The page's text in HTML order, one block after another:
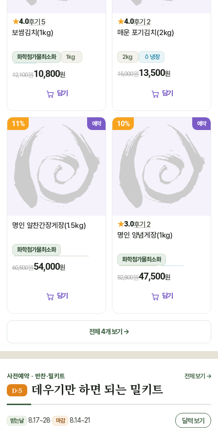
★4.0후기 5
보쌈김치(1kg)
화학첨가물최소화
1kg
12,100원10,800원
담기
★4.0후기 2
매운 포기김치(2kg)
2kg 냉장
15,000원13,500원
담기
11% 예약
명인 알찬간장게장(1.5kg)
화학첨가물최소화
1.5kg(꽃게450g,장물1,050g)
냉장
60,500원54,000원
담기
10% 예약
★3.0후기 2
명인 양념게장(1kg)
화학첨가물최소화
1kg(5미~6미)
52,800원47,500원
담기
전체 4개 보기 →
사전예약 · 반찬·밀키트 전체 보기 →
D-5 데우기만 하면 되는 밀키트
받는날 8.17~28· 마감 8.14~21 달력 보기